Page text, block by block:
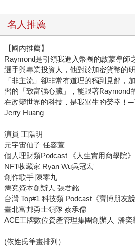
名人推薦
【國內推薦】
Raymond是引領我進入幣圈的啟蒙導師
選手與專業投資人，他對於加密貨幣的
「非主流」卻非常有道理的獨到見解，
習的「致富強心臟」，能跟著Raymond
在改變世界的科技，是我畢生的榮幸！─
Jerry Huang
演員 王陽明
元宇宙仙子 任容萱
個人理財類Podcast 《人生實用商學院
NFT收藏家 Ryan Wu吳冠宏
創作歌手 陳零九
雋寬資本創辦人 張君銘
台灣 Top#1 科技類 Podcast《寶博朋友
臺北富邦勇士領隊 蔡承儒
ACE王牌數位資產管理集團創辦人 潘奕
(依姓氏筆畫排列）